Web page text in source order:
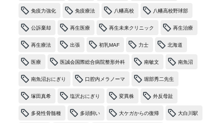
免疫力強化 免疫療法 八幡高校 八幡高校野球部
公訴棄却 再生医療 再生未来クリニック 再生治療
再生療法 出張 初乳MAF 力士 北海道
医療 医誠会国際総合病院整形外科 南敏文 南魚沼
南魚沼おにぎり 口腔内メラノーマ 堀部秀二先生
塚田真希 塩沢おにぎり 変異株 外反母趾
多発性骨髄種 多頭飼い 大ケガからの復帰 大白川駅